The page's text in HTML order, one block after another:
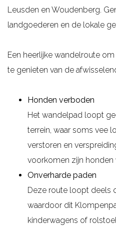
Leusden en Woudenberg.
landgoederen en de lokale
Een heerlijke wandelroute
te genieten van de
Honden verboden
Het wandelpad loopt
terrein, waar soms vee
verstoren en
voorkomen zijn honden
Onverharde paden
Deze route loopt deels
waardoor dit
kinderwagens of